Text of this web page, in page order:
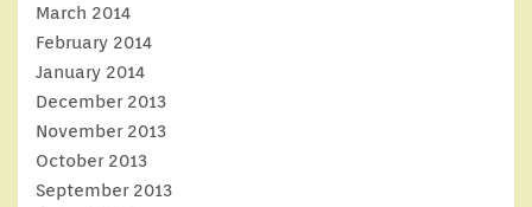
March 2014
February 2014
January 2014
December 2013
November 2013
October 2013
September 2013